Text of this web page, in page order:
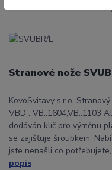
Stranové nože
KovoSvitavy s.r.o.
VBD : VB..1604,VB..1103
dodáván klíč pro výměnu
se zajišťuje šroubkem.
jste nenašli co
popis